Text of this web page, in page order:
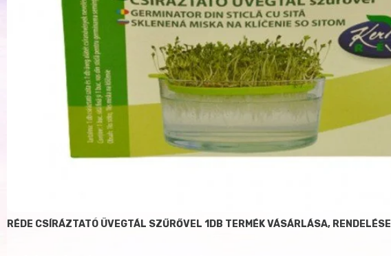
RÉDE CSÍRÁZTATÓ ÜVEGTÁL SZŰRŐVEL 1DB TERMÉK VÁSÁRLÁSA, RENDELÉSE